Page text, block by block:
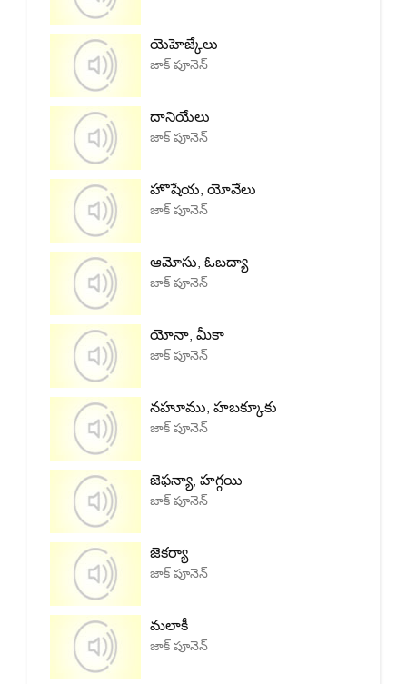
యెహెజ్కేలు
జాక్ పూనెన్
దానియేలు
జాక్ పూనెన్
హొషేయ, యోవేలు
జాక్ పూనెన్
ఆమోసు, ఓబద్యా
జాక్ పూనెన్
యోనా, మీకా
జాక్ పూనెన్
నహూము, హబక్కూకు
జాక్ పూనెన్
జెఫన్యా, హగ్గయి
జాక్ పూనెన్
జెకర్యా
జాక్ పూనెన్
మలాకీ
జాక్ పూనెన్